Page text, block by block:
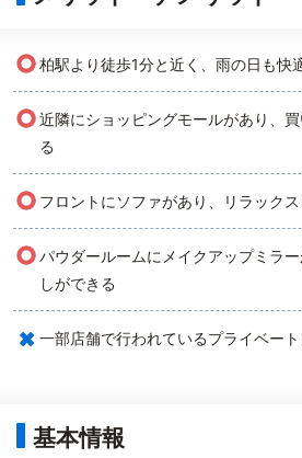
○柏駅より徒歩1分と近く、雨の日も快
○近隣にショッピングモールがあり、
る
○ フロントにソファがあり、リラック
○パウダールームにメイクアップミラ
しができる
× 一部店舗で行われているプライベー
基本情報